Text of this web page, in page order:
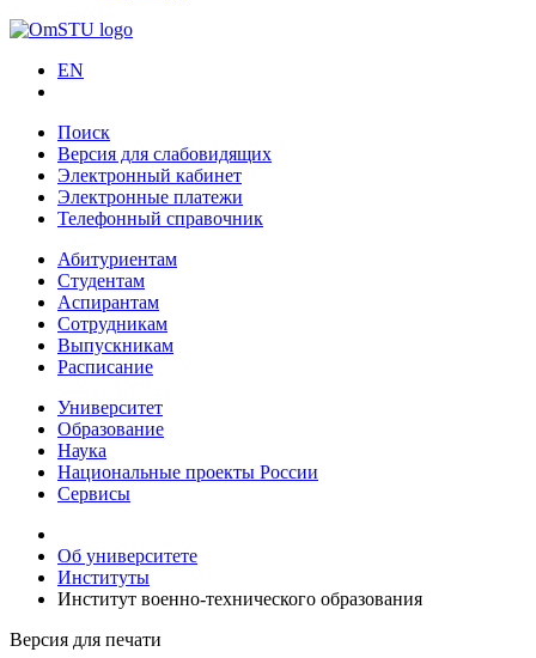
EN
Поиск
Версия для слабовидящих
Электронный кабинет
Электронные платежи
Телефонный справочник
Абитуриентам
Студентам
Аспирантам
Сотрудникам
Выпускникам
Расписание
Университет
Образование
Наука
Национальные проекты России
Сервисы
Об университете
Институты
Институт военно-технического образования
Версия для печати